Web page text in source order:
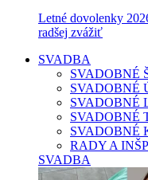
Letné dovolenky
radšej zvážiť
SVADBA
SVADOBNÉ
SVADOBNÉ
SVADOBNÉ
SVADOBNÉ
SVADOBNÉ
RADY A
SVADBA